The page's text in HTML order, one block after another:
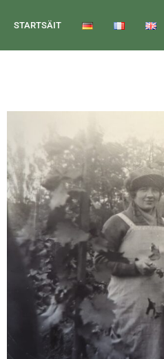
STARTSÄIT